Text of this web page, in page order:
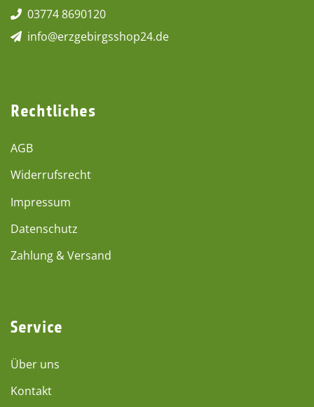
03774 8690120
info@erzgebirgsshop24.de
Rechtliches
AGB
Widerrufsrecht
Impressum
Datenschutz
Zahlung & Versand
Service
Über uns
Kontakt